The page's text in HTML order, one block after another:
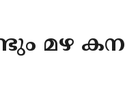
മഴ കന